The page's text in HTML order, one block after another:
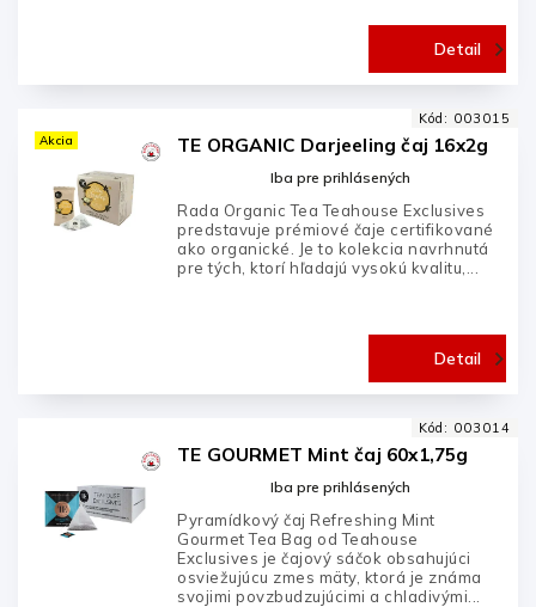
Detail
Akcia TE ORGANIC Darjeeling čaj 16x2g
Iba pre prihlásených
Detail
Rada Organic Tea Teahouse Exclusives
predstavuje prémiové čaje certifikované
ako organické. Je to kolekcia navrhnutá
pre tých, ktorí hľadajú vysokú kvalitu,...
Kód: 003015
TE GOURMET Mint čaj 60x1,75g
Iba pre prihlásených
Pyramídkový čaj Refreshing Mint
Gourmet Tea Bag od Teahouse
Exclusives je čajový sáčok obsahujúci
osviežujúcu zmes mäty, ktorá je známa
svojimi povzbudzujúcimi a chladivými...
Kód: 003014